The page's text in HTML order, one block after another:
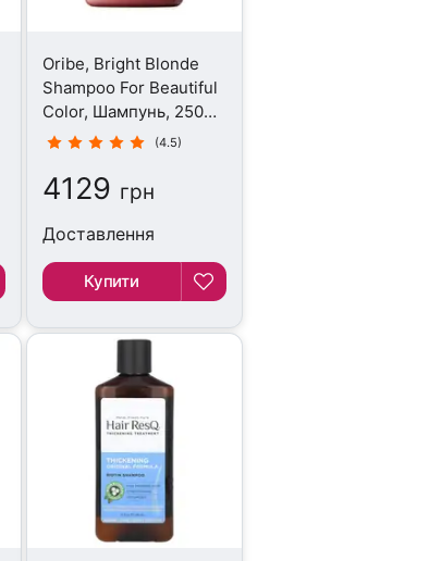
Oribe, Bright Blonde
Shampoo For Beautiful
Color, Шампунь, 250
мл
(4.5)
4129 грн
Доставлення
Купити